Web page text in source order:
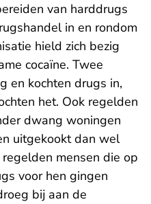
van harddrugs
in en rondom
hield zich bezig
cocaïne. Twee
en kochten drugs in,
het. Ook regelden
dwang woningen
uitgekookt dan wel
mensen die op
voor hen gingen
bij aan de